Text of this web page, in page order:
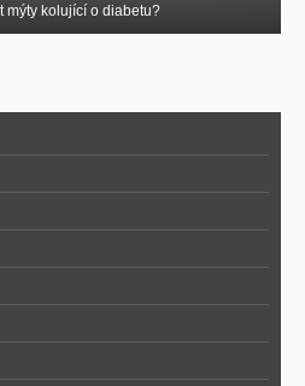
mýty kolující o diabetu?